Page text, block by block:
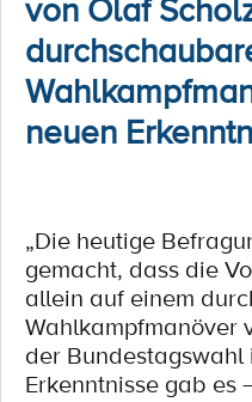
neuen
„Die heutige
gemacht, dass die
allein auf einem
Wahlkampfmanöver
der
Erkenntnisse gab es